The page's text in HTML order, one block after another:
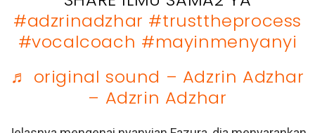
#adzrinadzhar #trusttheprocess
#vocalcoach #mayinmenyanyi
♬ original sound – Adzrin Adzhar
– Adzrin Adzhar